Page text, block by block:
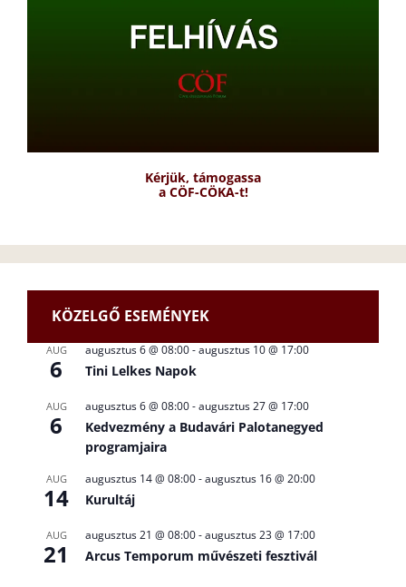
Kérjük, támogassa
a CÖF-CÖKA-t!
KÖZELGŐ ESEMÉNYEK
AUG
6
augusztus 6 @ 08:00-augusztus 10 @ 17:00
Tini Lelkes Napok
AUG
6
augusztus 6 @ 08:00-augusztus 27 @ 17:00
Kedvezmény a Budavári Palotanegyed
programjaira
AUG
14
augusztus 14 @ 08:00-augusztus 16 @ 20:00
Kurultáj
AUG
21
augusztus 21 @ 08:00-augusztus 23 @ 17:00
Arcus Temporum művészeti fesztivál